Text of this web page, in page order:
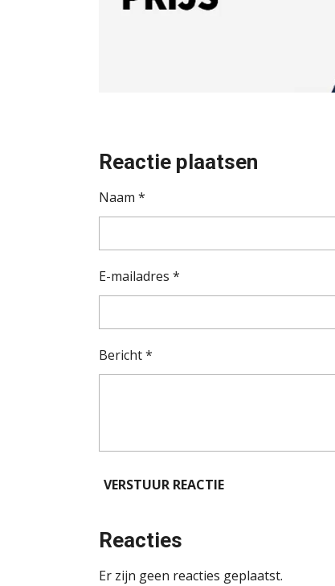
Reactie plaatsen
Naam *
E-mailadres *
Bericht *
VERSTUUR REACTIE
Reacties
Er zijn geen reacties geplaatst.